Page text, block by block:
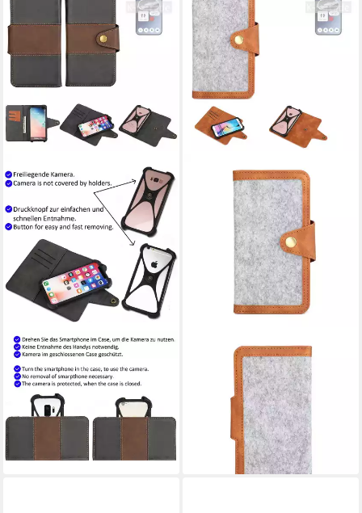
K-S-TRADE
Handyhülle für Nothing Phone
(2a), Handyhülle Schutzhülle
Hülle Bookstyle Wallet-Case
Bumper
22,99 €
lieferbar - in 4-5 Werktagen bei dir
K-S-TRADE
Handyhülle für Nothing Phone
(2a), Handyhülle Schutzhülle
Filz-Hülle Kunst-Leder
hellgrau braun
20,99 €
lieferbar - in 4-5 Werktagen bei dir